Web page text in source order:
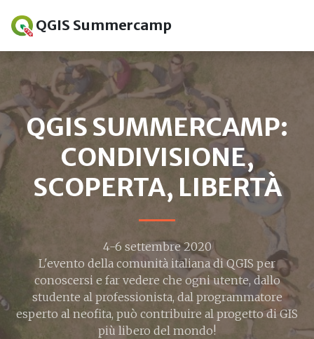
QGIS Summercamp
QGIS SUMMERCAMP:
CONDIVISIONE,
SCOPERTA, LIBERTÀ
4-6 settembre 2020
L'evento della comunità italiana di QGIS per
conoscersi e far vedere che ogni utente, dallo
studente al professionista, dal programmatore
esperto al neofita, può contribuire al progetto di GIS
più libero del mondo!